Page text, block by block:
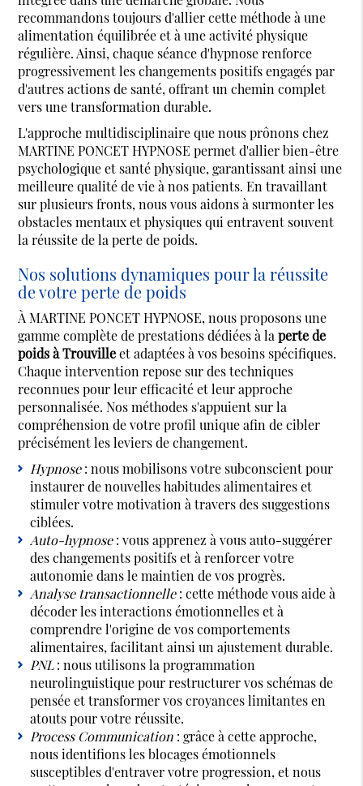
recommandons toujours d'allier cette méthode à une
alimentation équilibrée et à une activité physique
régulière. Ainsi, chaque séance d'hypnose renforce
progressivement les changements positifs engagés par
d'autres actions de santé, offrant un chemin complet
vers une transformation durable.
L'approche multidisciplinaire que nous prônons chez
MARTINE PONCET HYPNOSE permet d'allier bien-être
psychologique et santé physique, garantissant ainsi une
meilleure qualité de vie à nos patients. En travaillant
sur plusieurs fronts, nous vous aidons à surmonter les
obstacles mentaux et physiques qui entravent souvent
la réussite de la perte de poids.
Nos solutions dynamiques pour la réussite
de votre perte de poids
À MARTINE PONCET HYPNOSE, nous proposons une
gamme complète de prestations dédiées à laperte de
poids à Trouvilleet adaptées à vos besoins spécifiques.
Chaque intervention repose sur des techniques
reconnues pour leur efficacité et leur approche
personnalisée. Nos méthodes s'appuient sur la
compréhension de votre profil unique afin de cibler
précisément les leviers de changement.
Hypnose: nous mobilisons votre subconscient pour
instaurer de nouvelles habitudes alimentaires et
stimuler votre motivation à travers des suggestions
ciblées.
Auto-hypnose: vous apprenez à vous auto-suggérer
des changements positifs et à renforcer votre
autonomie dans le maintien de vos progrès.
Analyse transactionnelle: cette méthode vous aide à
décoder les interactions émotionnelles et à
comprendre l'origine de vos comportements
alimentaires, facilitant ainsi un ajustement durable.
PNL: nous utilisons la programmation
neurolinguistique pour restructurer vos schémas de
pensée et transformer vos croyances limitantes en
atouts pour votre réussite.
Process Communication : grâce à cette approche,
nous identifions les blocages émotionnels
susceptibles d'entraver votre progression, et nous